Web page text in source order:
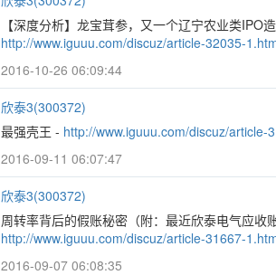
【深度分析】龙宝茸参，又一个辽宁农业类IPO
http://www.iguuu.com/discuz/article-32035-
2016-10-26 06:09:44
欣泰3(300372)
最强壳王 - http://www.iguuu.com/discuz/article-
2016-09-11 06:07:47
欣泰3(300372)
周转率背后的假账秘密（附：最近欣泰电气应收
http://www.iguuu.com/discuz/article-31667-
2016-09-07 06:08:35